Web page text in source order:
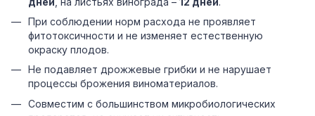
При соблюдении норм расхода не проявляет
фитотоксичности и не изменяет естественную
окраску плодов.
Не подавляет дрожжевые грибки и не нарушает
процессы брожения виноматериалов.
Совместим с большинством микробиологических